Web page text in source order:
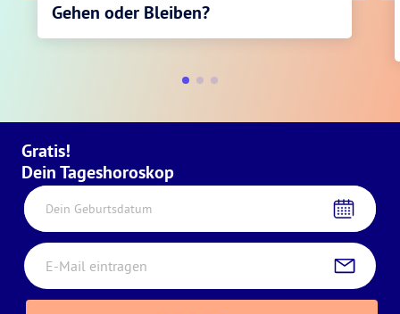
Gehen oder Bleiben?
Gratis!
Dein Tageshoroskop
Dein Geburtsdatum